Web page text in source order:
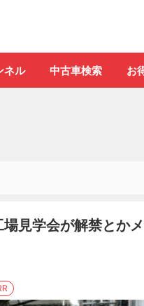
ネル 中古車検索 お
見学会が解禁とか